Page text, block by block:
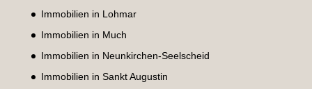
Immobilien in Lohmar
Immobilien in Much
Immobilien in Neunkirchen-Seelscheid
Immobilien in Sankt Augustin